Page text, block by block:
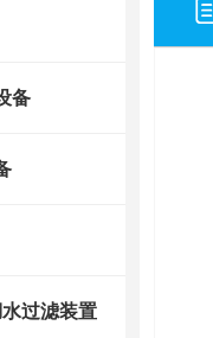
备
过滤装置